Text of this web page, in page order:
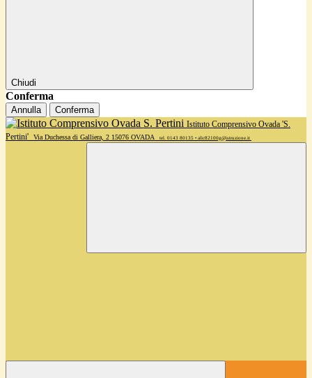
Chiudi
Conferma
Annulla Conferma
Istituto Comprensivo Ovada 'S.
Pertini'
Via Duchessa di Galliera, 2 15076 OVADA tel. 0143 80135 • alic82100g@istruzione.it